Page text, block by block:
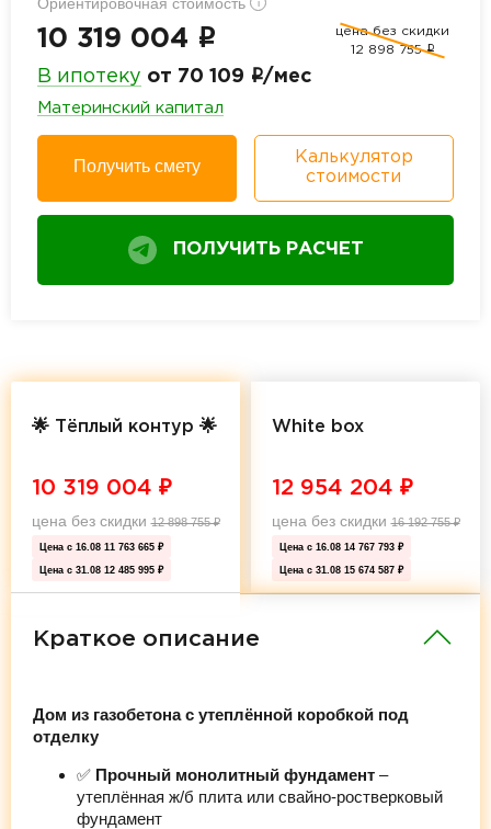
10 319 004 i
цена без скидки
12 898 755 i
В ипотеку от 70 109 i/мес
Материнский капитал
Получить смету
Калькулятор
стоимости
ПОЛУЧИТЬ РАСЧЕТ
🌟 Тёплый контур 🌟
10 319 004 ₽
цена без скидки12 898 755₽
Цена с 16.08 11 763 665 ₽
Цена с 31.08 12 485 995 ₽
White box
12 954 204 ₽
цена без скидки16 192 755₽
Цена с 16.08 14 767 793 ₽
Цена с 31.08 15 674 587 ₽
Краткое описание
Дом из газобетона с утеплённой коробкой под
отделку
✅ Прочный монолитный фундамент –
утеплённая ж/б плита или свайно-ростверковый
фундамент